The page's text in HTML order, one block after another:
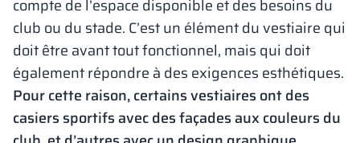
compte de l’espace disponible et des besoins du
club ou du stade. C’est un élément du vestiaire qui
doit être avant tout fonctionnel, mais qui doit
également répondre à des exigences esthétiques.
Pour cette raison, certains vestiaires ont des
casiers sportifs avec des façades aux couleurs du